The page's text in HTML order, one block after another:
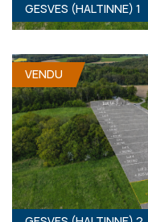
GESVES (HALTINNE) 1
VENDU